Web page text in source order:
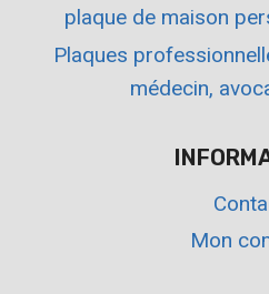
plaque de maison
Plaques
médecin,
Mon